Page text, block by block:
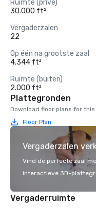
Ruimte (privé)
30.000 ft²
Vergaderzalen
22
Op één na grootste zaal
4.344 ft²
Ruimte (buiten)
2.000 ft²
Plattegronden
Download floor plans for this
Floor Plan
Vergaderzalen
Vind de perfecte zaal
interactieve 3D-
Vergaderruimte